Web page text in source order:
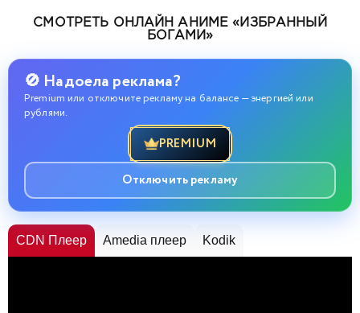
СМОТРЕТЬ ОНЛАЙН АНИМЕ «ИЗБРАННЫЙ
БОГАМИ»
🚫 Надоела реклама?
Premium или отключите рекламу на балансе — энергией или
рублями.
PREMIUM
Отключить рекламу
CDN Плеер Amedia плеер Kodik